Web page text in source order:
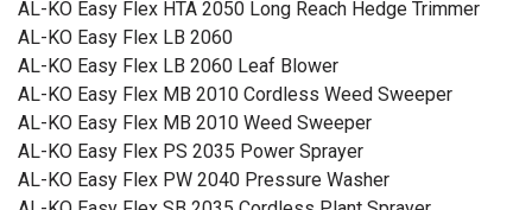
AL-KO Easy Flex HTA 2050 Long Reach Hedge Trimmer
AL-KO Easy Flex LB 2060
AL-KO Easy Flex LB 2060 Leaf Blower
AL-KO Easy Flex MB 2010 Cordless Weed Sweeper
AL-KO Easy Flex MB 2010 Weed Sweeper
AL-KO Easy Flex PS 2035 Power Sprayer
AL-KO Easy Flex PW 2040 Pressure Washer